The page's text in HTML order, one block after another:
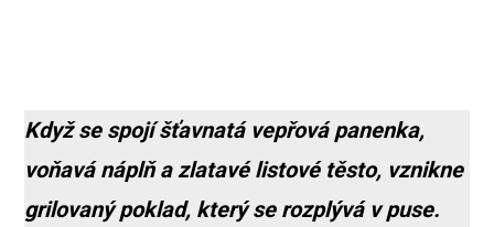
Když se spojí šťavnatá vepřová panenka,
voňavá náplň a zlatavé listové těsto, vznikne
grilovaný poklad, který se rozplývá v puse.